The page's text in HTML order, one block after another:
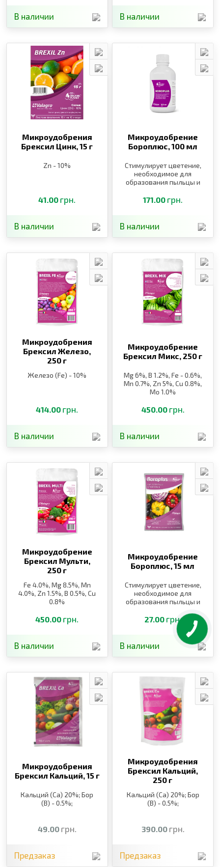
В наличии В наличии
Микроудобрения
Брексил Цинк,15 г
Zn - 10%
41.00 грн.
В наличии
Микроудобрение
Бороплюс,100 мл
Стимулирует цветение,
необходимое для
образования пыльцы и
171.00 грн.
В наличии
Микроудобрения
Брексил Железо,
250 г
Железо (Fe) - 10%
414.00 грн.
В наличии
Микроудобрение
Брексил Микс, 250 г
Mg 6%, B 1.2%, Fe - 0.6%,
Mn 0.7%, Zn 5%, Cu 0.8%,
Mo 1.0%
450.00 грн.
В наличии
Микроудобрение
Брексил Мульти,
250 г
Fe 4.0%, Mg 8.5%, Mn
4.0%, Zn 1.5%, B 0.5%, Cu
0.8%
450.00 грн.
В наличии
Микроудобрение
Бороплюс,15 мл
Стимулирует цветение,
необходимое для
образования пыльцы и
27.00 грн.
В наличии
Микроудобрения
Брексил Кальций,15 г
Кальций (Ca) 20%; Бор
(B) - 0.5%;
49.00 грн.
Предзаказ
Микроудобрения
Брексил Кальций,
250 г
Кальций (Ca) 20%; Бор
(B) - 0.5%;
390.00 грн.
Предзаказ